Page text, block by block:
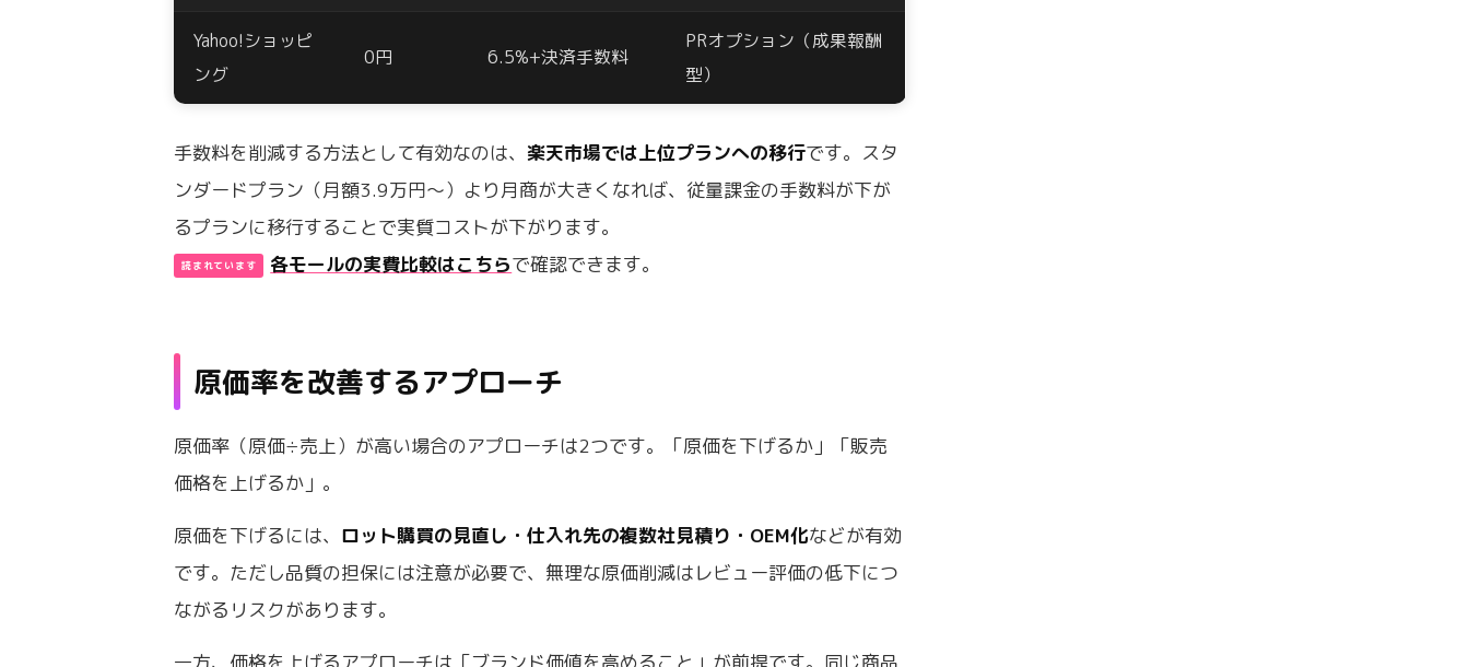
Yahoo!ショッピ
ング
0円 6.5%+決済手数料
PRオプション（成果報酬
型）
手数料を削減する方法として有効なのは、 楽天市場では上位プランへの移行です。スタ
ンダードプラン（月額3.9万円〜）より月商が大きくなれば、従量課金の手数料が下が
るプランに移行することで実質コストが下がります。
各モールの実費比較はこちらで確認できます。
原価率を改善するアプローチ
原価率（原価÷売上）が高い場合のアプローチは2つです。「原価を下げるか」「販売
価格を上げるか」。
原価を下げるには、 ロット購買の見直し・仕入れ先の複数社見積り・OEM化などが有効
です。ただし品質の担保には注意が必要で、無理な原価削減はレビュー評価の低下につ
ながるリスクがあります。
一方、価格を上げるアプローチは「ブランド価値を高めること」が前提です。同じ商品